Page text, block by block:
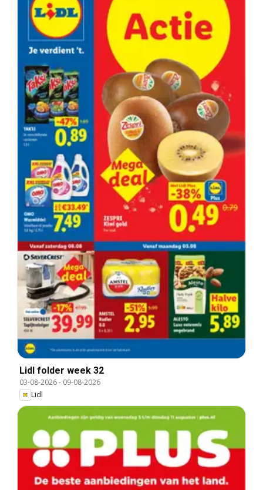
Lidl folder week 32
03-08-2026- 09-08-2026
Lidl